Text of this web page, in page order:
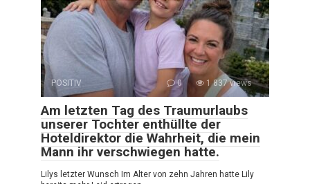
POSITIV 0 1 837 views
Am letzten Tag des Traumurlaubs
unserer Tochter enthüllte der
Hoteldirektor die Wahrheit, die mein
Mann ihr verschwiegen hatte.
Lilys letzter Wunsch Im Alter von zehn Jahren hatte Lily